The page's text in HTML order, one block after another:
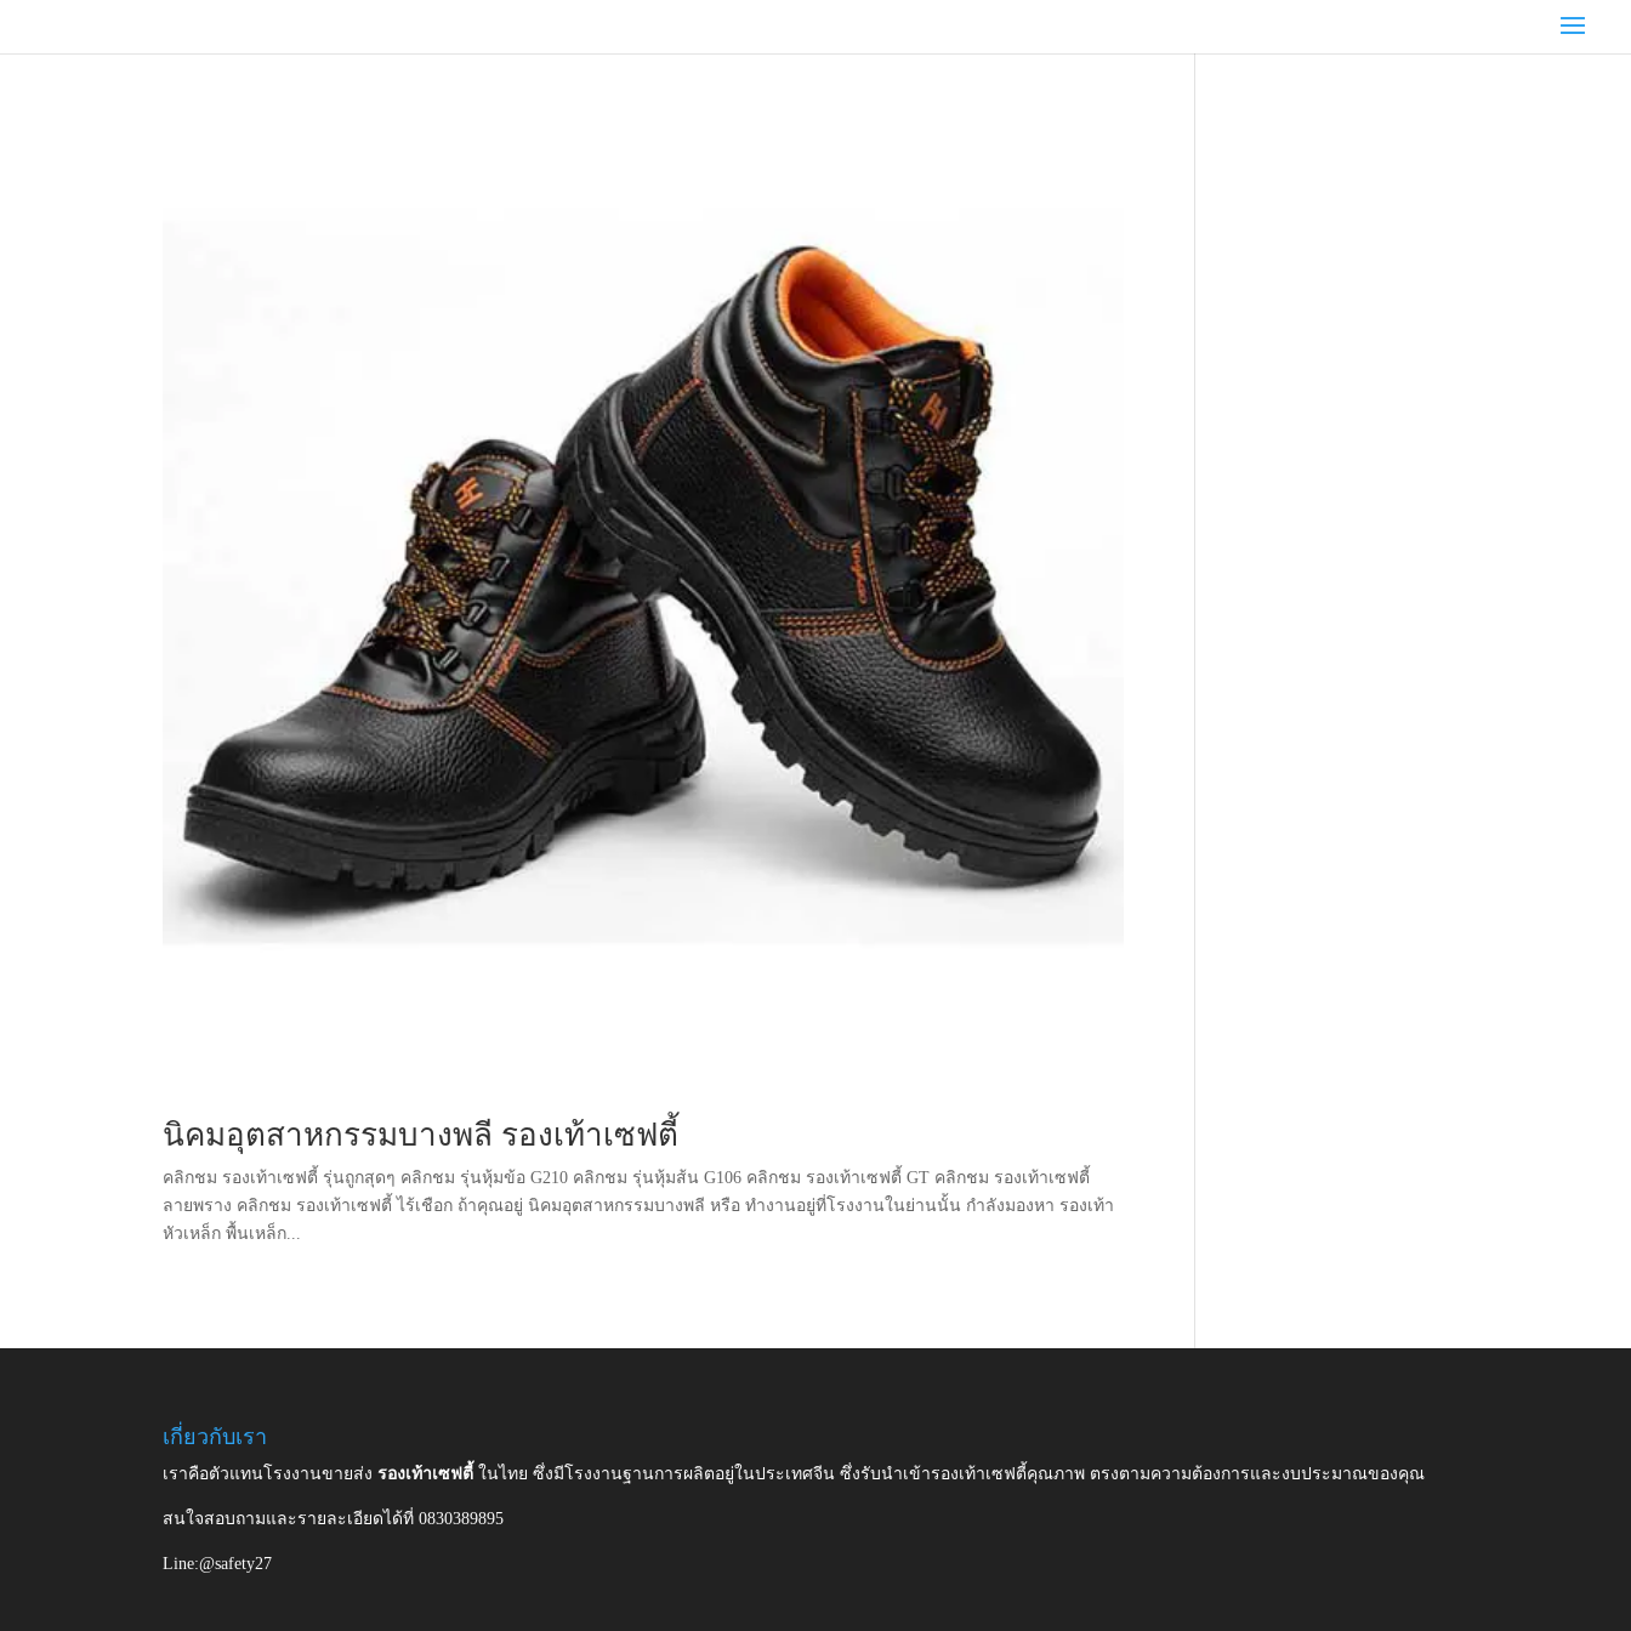
นิคมอุตสาหกรรมบางพลี รองเท้าเซฟตี้
คลิกชม รองเท้าเซฟตี้ รุ่นถูกสุดๆ คลิกชม รุ่นหุ้มข้อ G210 คลิกชม รุ่นหุ้มส้น G106 คลิกชม รองเท้าเซฟตี้ GT คลิกชม รองเท้าเซฟตี้
ลายพราง คลิกชม รองเท้าเซฟตี้ ไร้เชือก ถ้าคุณอยู่ นิคมอุตสาหกรรมบางพลี หรือ ทำงานอยู่ที่โรงงานในย่านนั้น กำลังมองหา รองเท้า
หัวเหล็ก พื้นเหล็ก...
เกี่ยวกับเรา
เราคือตัวแทนโรงงานขายส่งรองเท้าเซฟตี้ในไทย ซึ่งมีโรงงานฐานการผลิตอยู่ในประเทศจีน ซึ่งรับนำเข้ารองเท้าเซฟตี้คุณภาพ ตรงตามความต้องการและงบประมาณของคุณ
สนใจสอบถามและรายละเอียดได้ที่ 0830389895
Line:@safety27